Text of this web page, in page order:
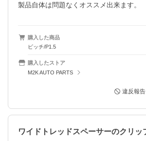
製品自体は問題なくオススメ出来ます。
購入した商品
ピッチ/P1.5
購入したストア
M2K AUTO PARTS
違反報告